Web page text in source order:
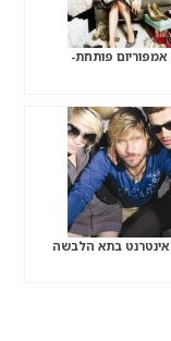
פותחת-
בתא הלבשה